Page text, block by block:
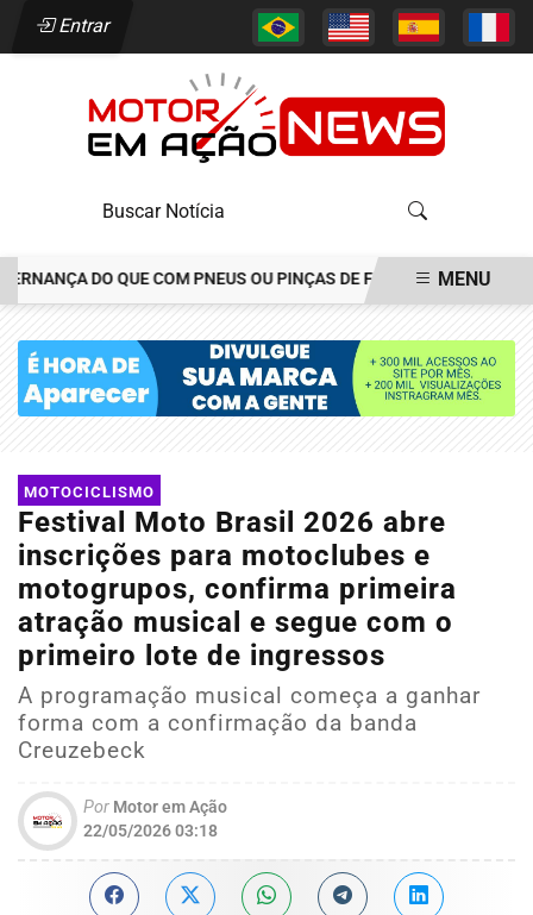
Entrar
DO QUE COM PNEUS OU PINÇAS DE FREIOS JOÃO ALÉCIO
MENU
MOTOCICLISMO
Festival Moto Brasil 2026 abre
inscrições para motoclubes e
motogrupos, confirma primeira
atração musical e segue com o
primeiro lote de ingressos
A programação musical começa a ganhar
forma com a confirmação da banda
Creuzebeck
Por Motor em Ação
22/05/2026 03:18